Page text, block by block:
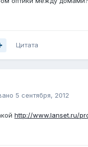
Цитата
5 сентября, 2012
http://www.lanset.ru/